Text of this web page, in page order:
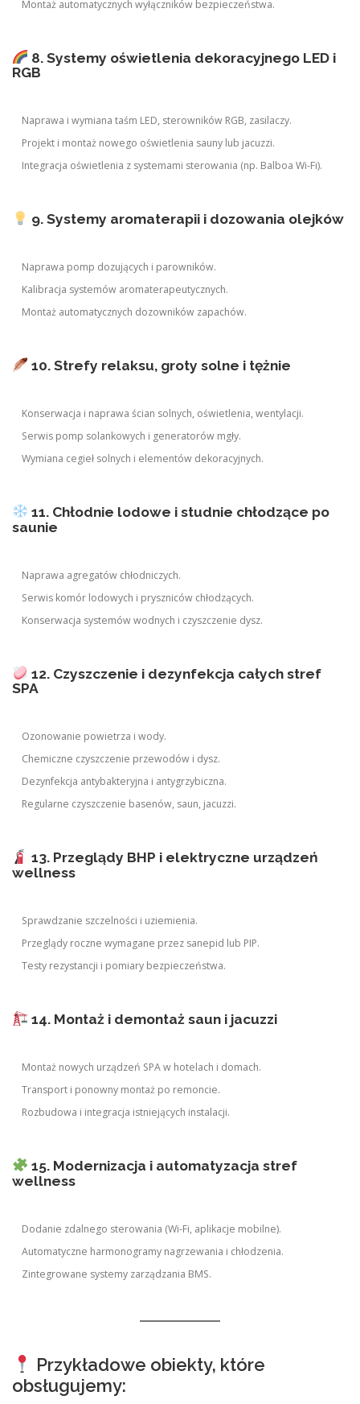
Montaż automatycznych wyłączników bezpieczeństwa.
8. Systemy oświetlenia dekoracyjnego LED i
RGB
Naprawa i wymiana taśm LED, sterowników RGB, zasilaczy.
Projekt i montaż nowego oświetlenia sauny lub jacuzzi.
Integracja oświetlenia z systemami sterowania (np. Balboa Wi-Fi).
9. Systemy aromaterapii i dozowania olejków
Naprawa pomp dozujących i parowników.
Kalibracja systemów aromaterapeutycznych.
Montaż automatycznych dozowników zapachów.
10. Strefy relaksu, groty solne i tężnie
Konserwacja i naprawa ścian solnych, oświetlenia, wentylacji.
Serwis pomp solankowych i generatorów mgły.
Wymiana cegieł solnych i elementów dekoracyjnych.
11. Chłodnie lodowe i studnie chłodzące po
saunie
Naprawa agregatów chłodniczych.
Serwis komór lodowych i pryszniców chłodzących.
Konserwacja systemów wodnych i czyszczenie dysz.
12. Czyszczenie i dezynfekcja całych stref
SPA
Ozonowanie powietrza i wody.
Chemiczne czyszczenie przewodów i dysz.
Dezynfekcja antybakteryjna i antygrzybiczna.
Regularne czyszczenie basenów, saun, jacuzzi.
13. Przeglądy BHP i elektryczne urządzeń
wellness
Sprawdzanie szczelności i uziemienia.
Przeglądy roczne wymagane przez sanepid lub PIP.
Testy rezystancji i pomiary bezpieczeństwa.
14. Montaż i demontaż saun i jacuzzi
Montaż nowych urządzeń SPA w hotelach i domach.
Transport i ponowny montaż po remoncie.
Rozbudowa i integracja istniejących instalacji.
15. Modernizacja i automatyzacja stref
wellness
Dodanie zdalnego sterowania (Wi-Fi, aplikacje mobilne).
Automatyczne harmonogramy nagrzewania i chłodzenia.
Zintegrowane systemy zarządzania BMS.
Przykładowe obiekty, które
obsługujemy: